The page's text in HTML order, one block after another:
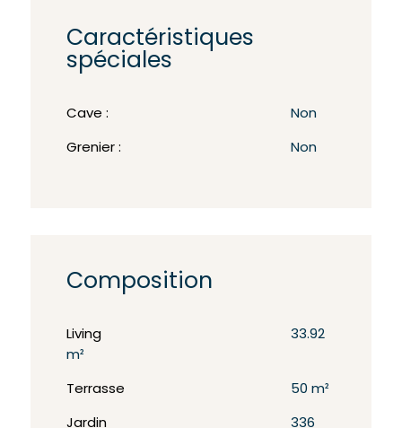
Caractéristiques
spéciales
Cave : Non
Grenier : Non
Composition
Living
33.92
m²
Terrasse 50 m²
Jardin
336